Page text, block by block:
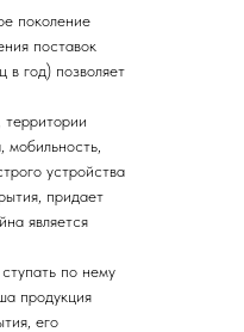
поколение
поставок
год) позволяет
устройства
придает
является
по нему
продукция
его